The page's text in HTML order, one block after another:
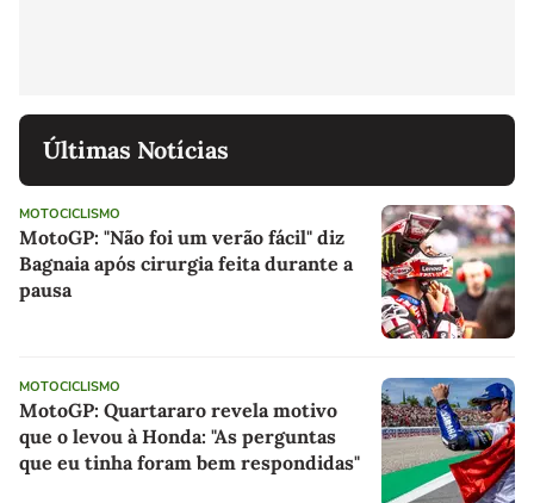
Últimas Notícias
MOTOCICLISMO
MotoGP: "Não foi um verão fácil" diz
Bagnaia após cirurgia feita durante a
pausa
MOTOCICLISMO
MotoGP: Quartararo revela motivo
que o levou à Honda: "As perguntas
que eu tinha foram bem respondidas"